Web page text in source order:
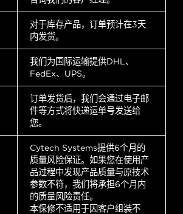
对于库存产品，订单预计在3天
内发货。
我们为国际运输提供DHL、
FedEx、UPS。
订单发货后，我们会通过电子邮
件等方式将快递运单号发送给
您。
Cytech Systems提供6个月的
质量风险保证。如果您在使用产
品过程中发现产品质量与原技术
参数不符，我们将承担6个月内
的质量风险责任。
本保修不适用于因客户组装不